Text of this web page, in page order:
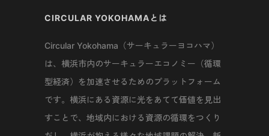
CIRCULAR YOKOHAMAとは
Circular Yokohama（サーキュラーヨコハマ）
は、横浜市内のサーキュラーエコノミー（循環
型経済）を加速させるためのプラットフォーム
です。横浜にある資源に光をあてて価値を見出
すことで、地域内における資源の循環をつくり